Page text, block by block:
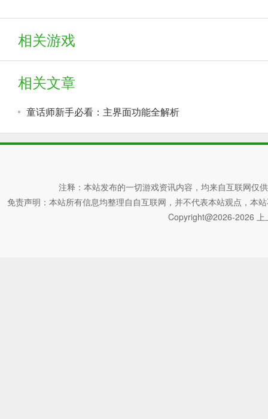
相关游戏
相关文章
童话师新手必看：主界面功能全解析
注释：本站发布的一切游戏资讯内容，均来自互联网仅
免责声明：本站所有信息均整理自自互联网，并不代表本站观点，本
Copyright@2026-2026